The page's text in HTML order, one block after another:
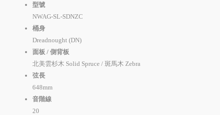
型號
NWAG-SL-SDNZC
桶身
Dreadnought (DN)
面板 / 側背板
北美雲杉木 Solid Spruce / 斑馬木 Zebra
弦長
648mm
音階線
20